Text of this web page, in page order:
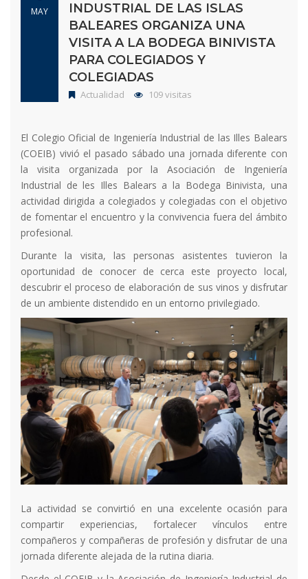
MAY
INDUSTRIAL DE LAS ISLAS
BALEARES ORGANIZA UNA
VISITA A LA BODEGA BINIVISTA
PARA COLEGIADOS Y
COLEGIADAS
Actualidad 109 visitas
El Colegio Oficial de Ingeniería Industrial de las Illes Balears
(COEIB) vivió el pasado sábado una jornada diferente con
la visita organizada por la Asociación de Ingeniería
Industrial de les Illes Balears a la Bodega Binivista, una
actividad dirigida a colegiados y colegiadas con el objetivo
de fomentar el encuentro y la convivencia fuera del ámbito
profesional.
Durante la visita, las personas asistentes tuvieron la
oportunidad de conocer de cerca este proyecto local,
descubrir el proceso de elaboración de sus vinos y disfrutar
de un ambiente distendido en un entorno privilegiado.
La actividad se convirtió en una excelente ocasión para
compartir experiencias, fortalecer vínculos entre
compañeros y compañeras de profesión y disfrutar de una
jornada diferente alejada de la rutina diaria.